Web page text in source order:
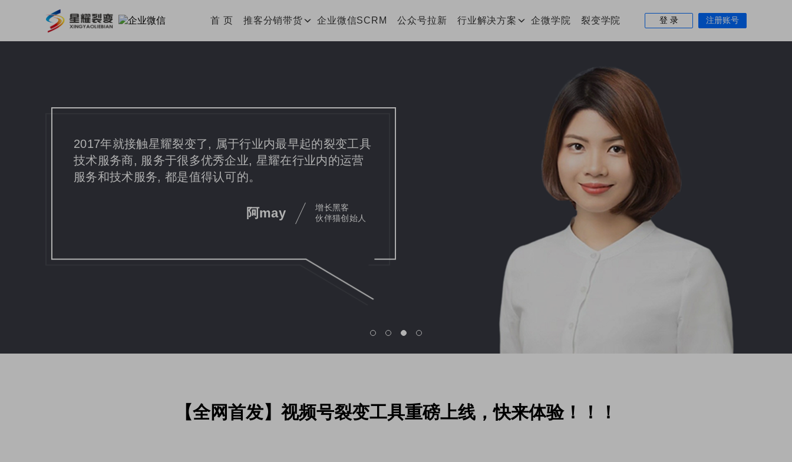
首 页 推客分销带货 企业微信SCRM 公众号拉新 行业解决方案 企微学院 裂变学院 登 录 注册账号
2017年就接触星耀裂变了, 属于行业内最早起的裂变工具
技术服务商, 服务于很多优秀企业, 星耀在行业内的运营
服务和技术服务, 都是值得认可的。
阿may
增长黑客
伙伴猫创始人
【全网首发】视频号裂变工具重磅上线，快来体验！！！